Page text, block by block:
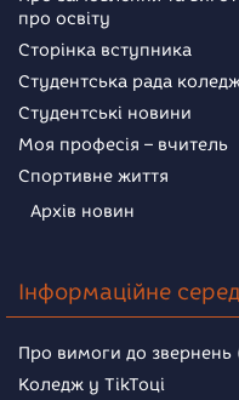
про освіту
Сторінка вступника
Студентська рада
Студентські новини
Моя професія – вчитель
Спортивне життя
Архів новин
Інформаційне
Про вимоги до звернень
Коледж у TikToці